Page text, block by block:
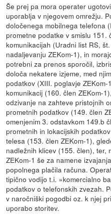
Še prej pa mora operater
uporablja v njegovem omrežju.
določenega mobilnega telefona
prometne podatke v smislu 151.
komunikacijah (Uradni list RS,
nadaljevanju ZEKom-1), in
potrebni za prenos sporočil,
določa nekatere izjeme, med
podatkov (XIII. poglavje
komunikacij (160. člen ZEKom-
odzivanje na zahteve pristojnih
prometnih podatkov (149. člen
omenjenim 3. odstavkom 149.b
prometnih in lokacijskih
telesa (153. člen ZEKom-1),
nadležnih klicev (155. člen), ter,
ZEKom-1 še za namene
popolnega plačila računa.
tipično vodijo t.i. »komercialno
podatkov o telefonskih zvezah.
v naročniški pogodbi oz. k njej
uporabo storitev.